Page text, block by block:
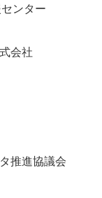
ンター
会社
推進協議会